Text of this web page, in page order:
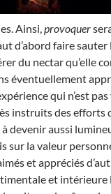
Ainsi,provoquer
d’abord faire
du nectar qu’elle
éventuellement
qui n’est
instruits des efforts
devenir aussi
sur la valeur
et appréciés
et intérieure